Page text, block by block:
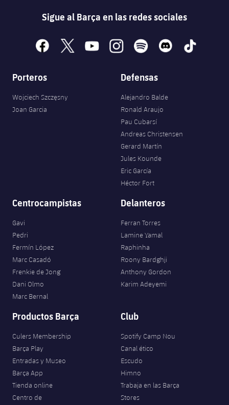
Instalaciones
Sigue al Barça en las redes sociales
facebook
x youtubeinstagramspotify discord tiktok
Porteros
Wojciech Szczęsny
Joan Garcia
Defensas
Alejandro Balde
Ronald Araujo
Pau Cubarsí
Andreas Christensen
Gerard Martín
Jules Kounde
Eric García
Héctor Fort
Centrocampistas
Gavi
Pedri
Fermín López
Marc Casadó
Frenkie de Jong
Dani Olmo
Marc Bernal
Delanteros
Ferran Torres
Lamine Yamal
Raphinha
Roony Bardghji
Anthony Gordon
Karim Adeyemi
Productos Barça
Culers Membership
Barça Play
Entradas y Museo
Barça App
Tienda online
Centro de
Club
Spotify Camp Nou
Canal ético
Escudo
Himno
Trabaja en las Barça
Stores